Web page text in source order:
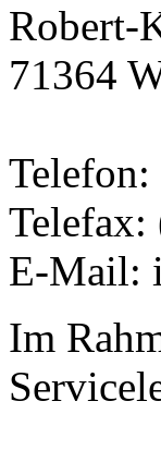
Robert-
71364
Telefax:
E-Mail:
Im